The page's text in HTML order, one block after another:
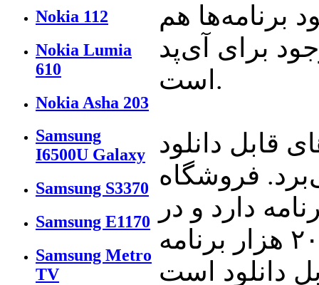
Nokia 112
Nokia Lumia
610
Nokia Asha 203
Samsung
I6500U Galaxy
Samsung S3370
Samsung E1170
Samsung Metro
TV
برنامه‌ها هم
برای آی‌پد
است.
قابل دانلود
فروشگاه
از ۴۲۵هزار برنامه دارد و در
مقابل فروشگاه آندروید دارای تنها ۲۰۰ هزار برنامه